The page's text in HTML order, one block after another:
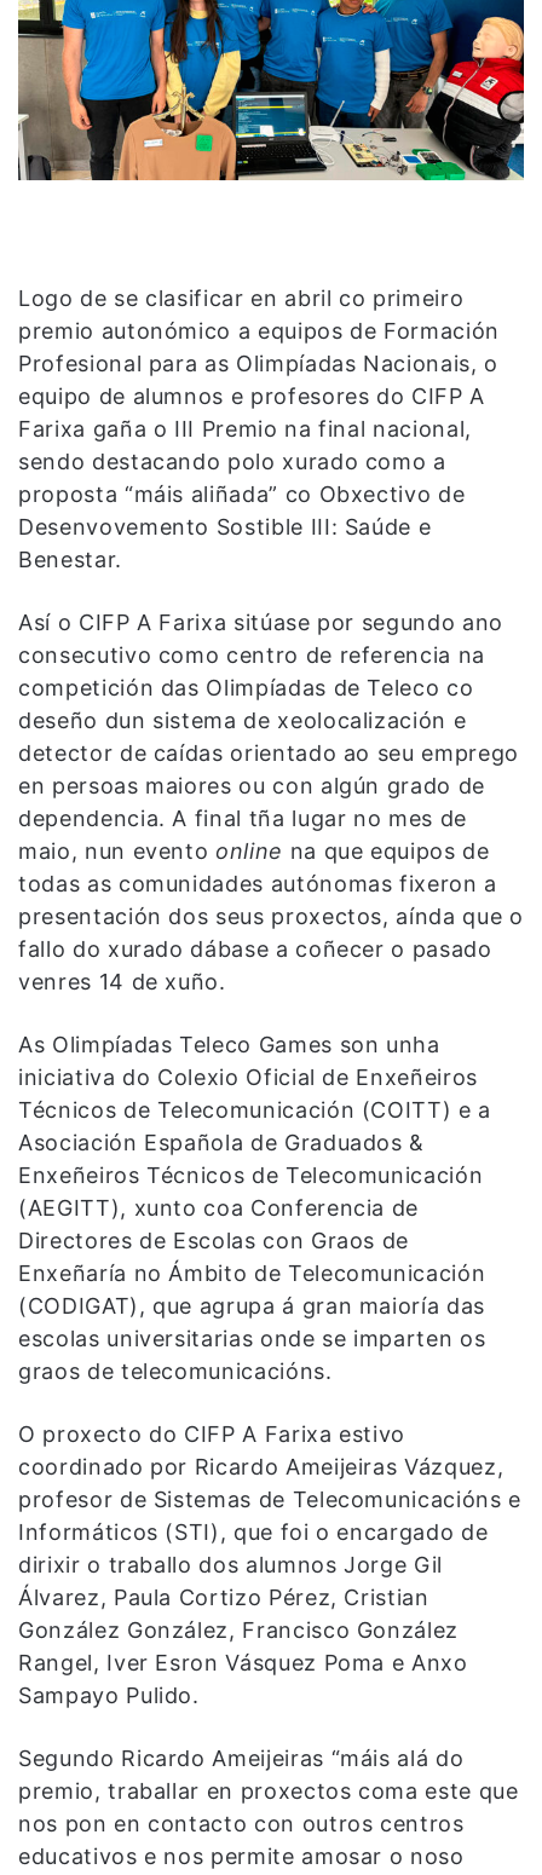
Logo de se clasificar en abril co primeiro
premio autonómico a equipos de Formación
Profesional para as Olimpíadas Nacionais, o
equipo de alumnos e profesores do CIFP A
Farixa gaña o III Premio na final nacional,
sendo destacando polo xurado como a
proposta “máis aliñada” co Obxectivo de
Desenvovemento Sostible III: Saúde e
Benestar.
Así o CIFP A Farixa sitúase por segundo ano
consecutivo como centro de referencia na
competición das Olimpíadas de Teleco co
deseño dun sistema de xeolocalización e
detector de caídas orientado ao seu emprego
en persoas maiores ou con algún grado de
dependencia. A final tña lugar no mes de
maio, nun evento online na que equipos de
todas as comunidades autónomas fixeron a
presentación dos seus proxectos, aínda que o
fallo do xurado dábase a coñecer o pasado
venres 14 de xuño.
As Olimpíadas Teleco Games son unha
iniciativa do Colexio Oficial de Enxeñeiros
Técnicos de Telecomunicación (COITT) e a
Asociación Española de Graduados &
Enxeñeiros Técnicos de Telecomunicación
(AEGITT), xunto coa Conferencia de
Directores de Escolas con Graos de
Enxeñaría no Ámbito de Telecomunicación
(CODIGAT), que agrupa á gran maioría das
escolas universitarias onde se imparten os
graos de telecomunicacións.
O proxecto do CIFP A Farixa estivo
coordinado por Ricardo Ameijeiras Vázquez,
profesor de Sistemas de Telecomunicacións e
Informáticos (STI), que foi o encargado de
dirixir o traballo dos alumnos Jorge Gil
Álvarez, Paula Cortizo Pérez, Cristian
González González, Francisco González
Rangel, Iver Esron Vásquez Poma e Anxo
Sampayo Pulido.
Segundo Ricardo Ameijeiras “máis alá do
premio, traballar en proxectos coma este que
nos pon en contacto con outros centros
educativos e nos permite amosar o noso